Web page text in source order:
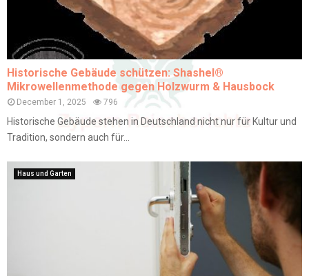
Historische Gebäude schützen: Shashel®
Mikrowellenmethode gegen Holzwurm & Hausbock
December 1, 2025 796
Historische Gebäude stehen in Deutschland nicht nur für Kultur und
Tradition, sondern auch für...
Haus und Garten